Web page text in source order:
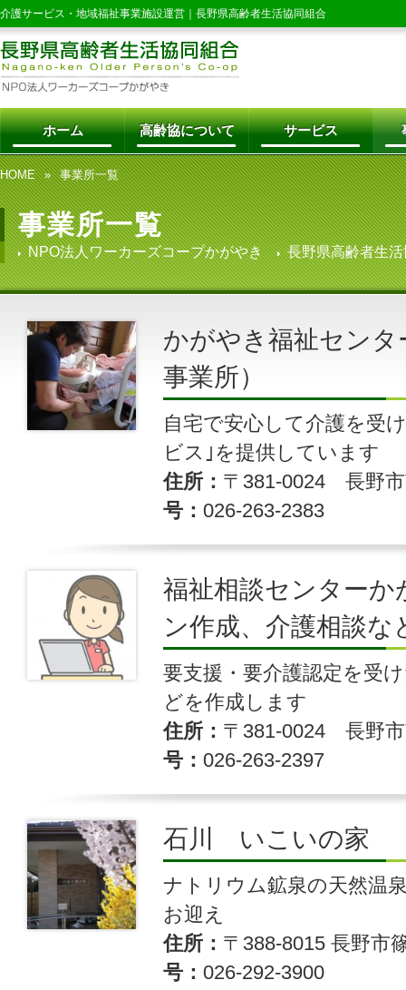
介護サービス・地域福祉事業施設運営｜ 長野県高齢者生活協同組合
ホーム 高齢協について サービス
HOME 事業所一覧
事業所一覧
NPO法人ワーカーズコープかがやき 長野県高齢者生
かがやき福祉センタ
事業所）
自宅で安心して介護を受
ビス｣を提供しています
住所
〒381-0024 長野
号
026-263-2383
福祉相談センター
ン作成、介護相談な
要支援・要介護認定を受
どを作成します
住所
〒381-0024 長野
号
026-263-2397
石川 いこいの家
ナトリウム鉱泉の天然温
お迎え
住所
〒388-8015 長野市
号
026-292-3900